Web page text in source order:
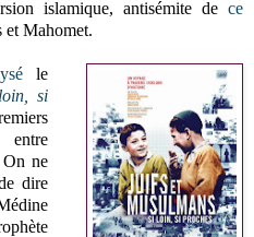
islamique, antisémite de ce
et Mahomet.
le
si
On ne
dire